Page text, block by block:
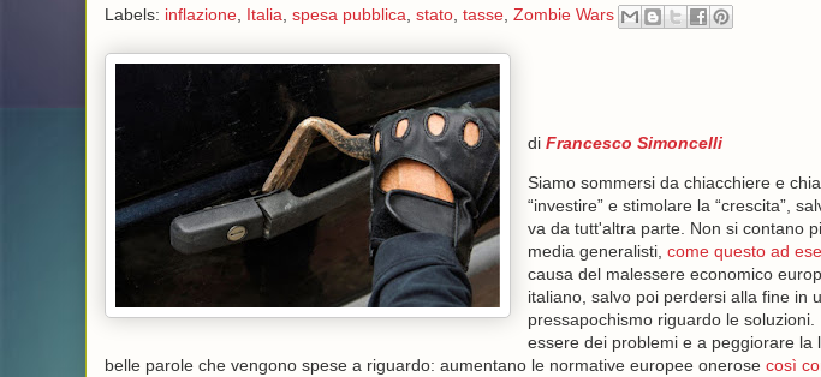
Labels: inflazione, Italia, spesa pubblica, stato, tasse, Zombie Wars
di Francesco Simoncelli
Siamo sommersi da chiacchiere e
“investire” e stimolare la “crescita”,
va da tutt'altra parte. Non si contano
media generalisti, come questo ad
causa del malessere economico
italiano, salvo poi perdersi alla fine in
pressapochismo riguardo le
essere dei problemi e a peggiorare
belle parole che vengono spese a riguardo: aumentano le normative europee onerose così